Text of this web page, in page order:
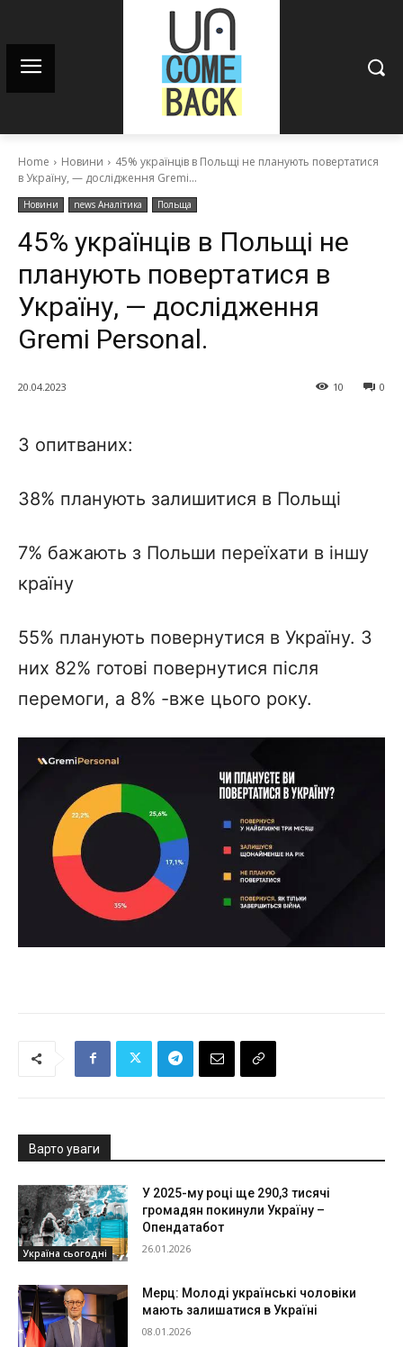
Home Новини
45% українців в Польщі не планують повертатися
в Україну, — дослідження Gremi...
Новини news Аналітика Польща
45% українців в Польщі не
планують повертатися в
Україну, — дослідження
Gremi Personal.
20.04.2023 0
10
З опитваних:
38% планують залишитися в Польщі
7% бажають з Польши переїхати в іншу
країну
55% планують повернутися в Україну. З
них 82% готові повернутися після
перемоги, а 8% -вже цього року.
Варто уваги
Україна сьогодні
У 2025-му році ще 290,3 тисячі
громадян покинули Україну –
Опендатабот
26.01.2026
Мерц: Молоді українські чоловіки
мають залишатися в Україні
08.01.2026